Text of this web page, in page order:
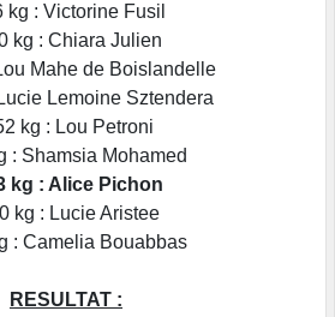
kg : Victorine Fusil
kg : Chiara Julien
Mahe de Boislandelle
Lemoine Sztendera
kg : Lou Petroni
: Shamsia Mohamed
kg : Alice Pichon
kg : Lucie Aristee
: Camelia Bouabbas
RESULTAT :